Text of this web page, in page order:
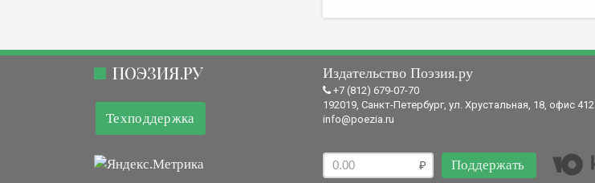
ПОЭЗИЯ.РУ
Техподдержка
Издательство Поэзия.ру
+7 (812) 679-07-70
192019, Санкт-Петербург, ул. Хрустальная, 18, офис 412
info@poezia.ru
Поддержать